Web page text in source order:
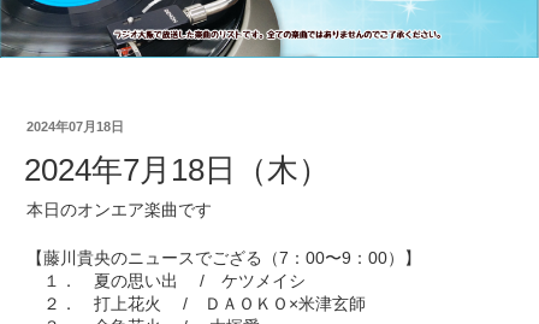
2024年07月18日
2024年7月18日（木）
本日のオンエア楽曲です
【藤川貴央のニュースでござる（7：00〜9：00）】
１． 夏の思い出 / ケツメイシ
２． 打上花火 / ＤＡＯＫＯ×米津玄師